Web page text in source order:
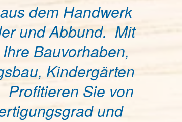
dem Handwerk
und Abbund. Mit
Bauvorhaben,
Kindergärten
Profitieren Sie von
und